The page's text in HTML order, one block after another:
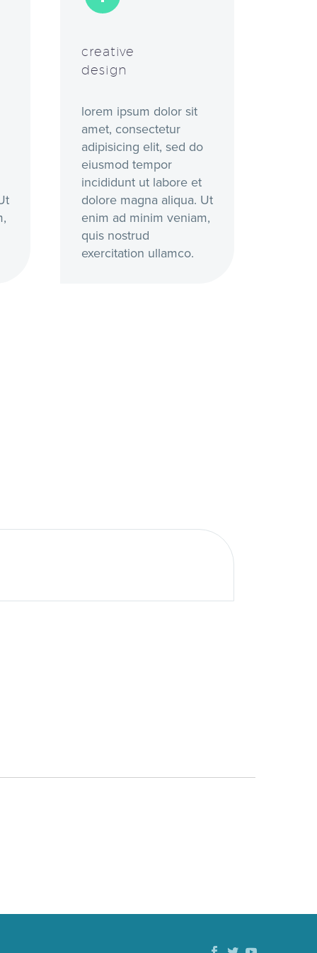
creative
design
lorem ipsum dolor sit
amet, consectetur
adipisicing elit, sed do
eiusmod tempor
incididunt ut labore et
dolore magna aliqua. Ut
enim ad minim veniam,
quis nostrud
exercitation ullamco.